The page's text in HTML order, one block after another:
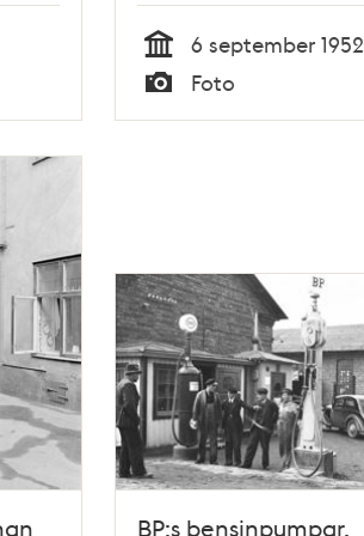
för
Tid
6 september 1952
Typ
Foto
BP:s bensinpumpar,